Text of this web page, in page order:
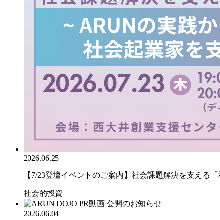
2026.06.25
【7/23登壇イベントのご案内】社会課題解決を支える「
社会的投資
2026.06.04